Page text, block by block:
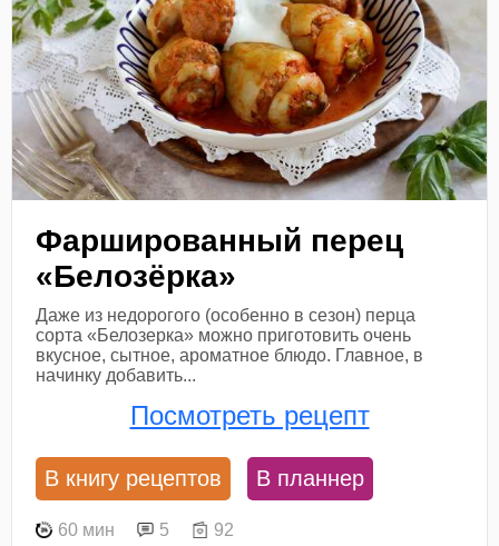
Фаршированный перец
«Белозёрка»
Даже из недорогого (особенно в сезон) перца
сорта «Белозерка» можно приготовить очень
вкусное, сытное, ароматное блюдо. Главное, в
начинку добавить...
Посмотреть рецепт
В книгу рецептов В планнер
60 мин 5 92